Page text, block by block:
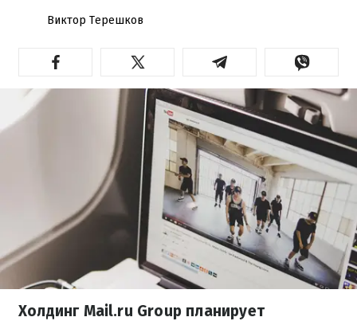
Виктор Терешков
Холдинг Mail.ru Group планирует